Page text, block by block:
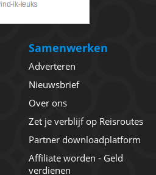
Samenwerken
Adverteren
Nieuwsbrief
Over ons
Zet je verblijf op Reisroutes
Partner downloadplatform
Affiliate worden - Geld
verdienen